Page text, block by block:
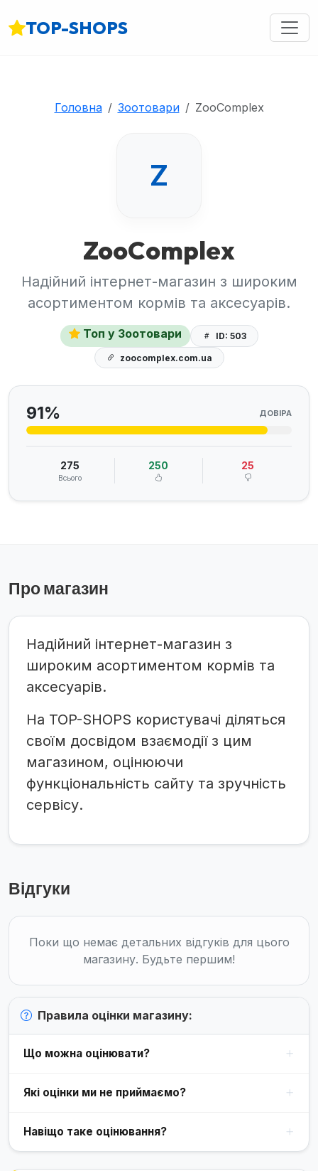
TOP-SHOPS
Головна Зоотовари ZooComplex
Z
ZooComplex
Надійний інтернет-магазин з широким
асортиментом кормів та аксесуарів.
Топ у Зоотовари ID: 503
zoocomplex.com.ua
91% ДОВІРА
275
Всього
250 25
Про магазин
Надійний інтернет-магазин з
широким асортиментом кормів та
аксесуарів.
На TOP-SHOPS користувачі діляться
своїм досвідом взаємодії з цим
магазином, оцінюючи
функціональність сайту та зручність
сервісу.
Відгуки
Поки що немає детальних відгуків для цього
магазину. Будьте першим!
Правила оцінки магазину:
Що можна оцінювати?
Які оцінки ми не приймаємо?
Навіщо таке оцінювання?